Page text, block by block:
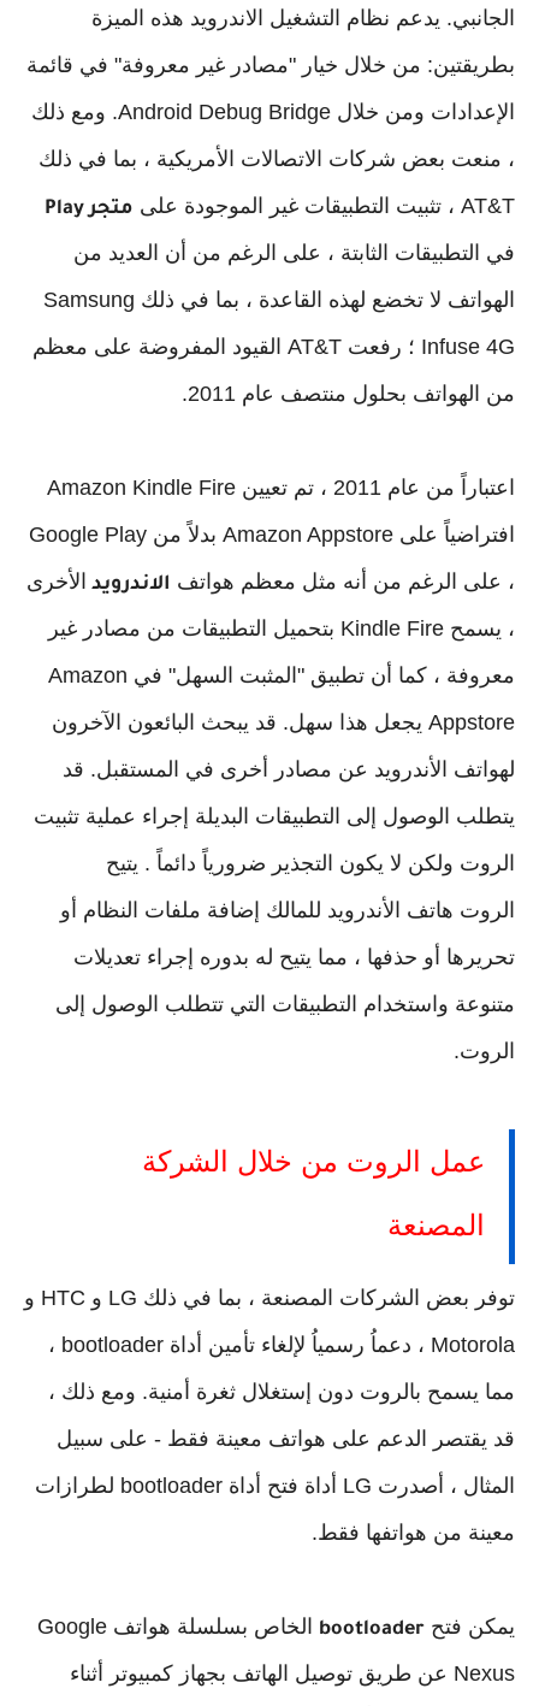
الجانبي. يدعم نظام التشغيل الاندرويد هذه الميزة
بطريقتين: من خلال خيار "مصادر غير معروفة" في قائمة
الإعدادات ومن خلال Android Debug Bridge. ومع ذلك
، منعت بعض شركات الاتصالات الأمريكية ، بما في ذلك
AT&T ، تثبيت التطبيقات غير الموجودة على
متجر Play
في التطبيقات الثابتة ، على الرغم من أن العديد من
الهواتف لا تخضع لهذه القاعدة ، بما في ذلك Samsung
Infuse 4G ؛ رفعت AT&T القيود المفروضة على معظم
من الهواتف بحلول منتصف عام 2011.
اعتباراً من عام 2011 ، تم تعيين Amazon Kindle Fire
افتراضياً على Amazon Appstore بدلاً من Google Play
، على الرغم من أنه مثل معظم هواتف الاندرويد الأخرى
، يسمح Kindle Fire بتحميل التطبيقات من مصادر غير
معروفة ، كما أن تطبيق "المثبت السهل" في Amazon
Appstore يجعل هذا سهل. قد يبحث البائعون الآخرون
لهواتف الأندرويد عن مصادر أخرى في المستقبل. قد
يتطلب الوصول إلى التطبيقات البديلة إجراء عملية تثبيت
الروت ولكن لا يكون التجذير ضرورياً دائماً . يتيح
الروت هاتف الأندرويد للمالك إضافة ملفات النظام أو
تحريرها أو حذفها ، مما يتيح له بدوره إجراء تعديلات
متنوعة واستخدام التطبيقات التي تتطلب الوصول إلى
الروت.
عمل الروت من خلال الشركة
المصنعة
توفر بعض الشركات المصنعة ، بما في ذلك LG و HTC و
Motorola ، دعماُ رسمياُ لإلغاء تأمين أداة bootloader ،
مما يسمح بالروت دون إستغلال ثغرة أمنية. ومع ذلك ،
قد يقتصر الدعم على هواتف معينة فقط - على سبيل
المثال ، أصدرت LG أداة فتح أداة bootloader لطرازات
معينة من هواتفها فقط.
يمكن فتح bootloader
الخاص بسلسلة هواتف Google
Nexus عن طريق توصيل الهاتف بجهاز كمبيوتر أثناء